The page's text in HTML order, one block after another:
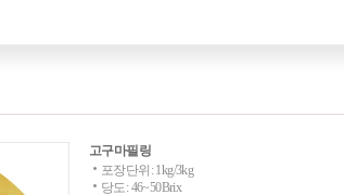
고구마필링
포장단위: 1kg/3kg
당도: 46~50Brix